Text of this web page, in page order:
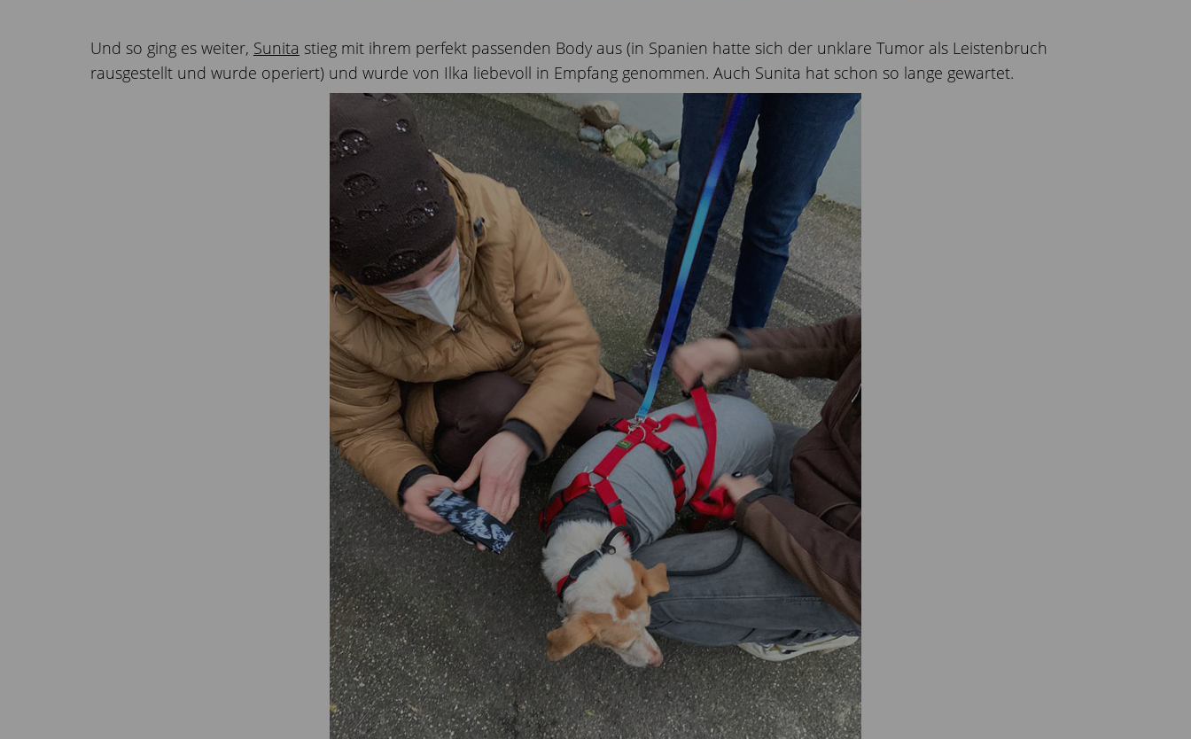
Und so ging es weiter, Sunita stieg mit ihrem perfekt passenden Body aus (in Spanien hatte sich der unklare Tumor als Leistenbruch
rausgestellt und wurde operiert) und wurde von Ilka liebevoll in Empfang genommen. Auch Sunita hat schon so lange gewartet.